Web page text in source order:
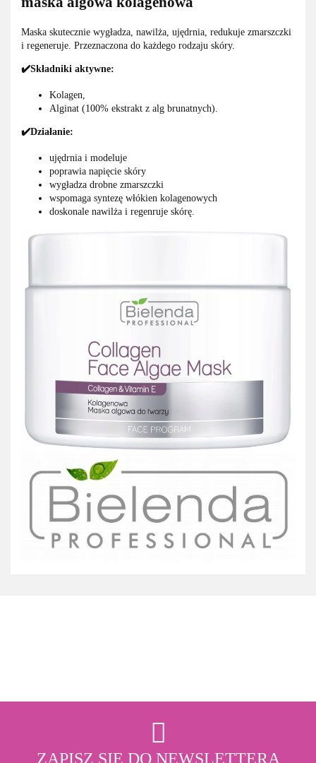
Maska skutecznie wygładza, nawilża, ujędrnia, redukuje zmarszczki
i regeneruje. Przeznaczona do każdego rodzaju skóry.
✔️Składniki aktywne:
Kolagen,
Alginat (100% ekstrakt z alg brunatnych).
✔️Działanie:
ujędrnia i modeluje
poprawia napięcie skóry
wygładza drobne zmarszczki
wspomaga syntezę włókien kolagenowych
doskonale nawilża i regenruje skórę.
ZAPISZ SIĘ DO NEWSLETTERA